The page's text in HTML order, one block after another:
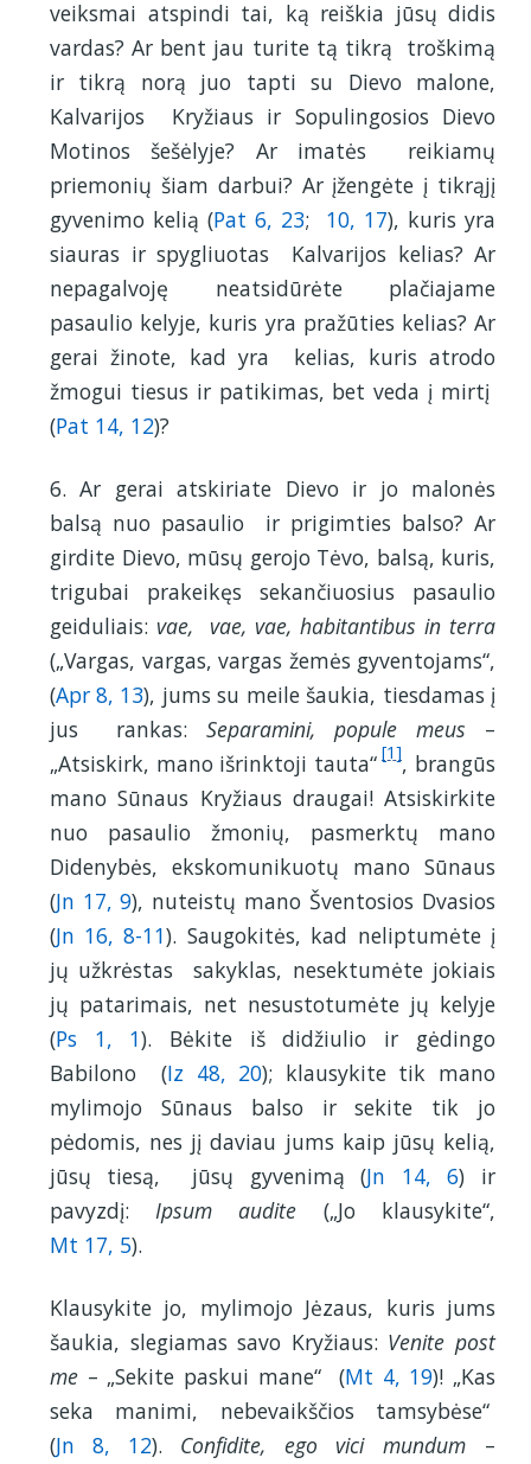
veiksmai atspindi tai, ką reiškia jūsų didis
vardas? Ar bent jau turite tą tikrą troškimą
ir tikrą norą juo tapti su Dievo malone,
Kalvarijos Kryžiaus ir Sopulingosios Dievo
Motinos šešėlyje? Ar imatės reikiamų
priemonių šiam darbui? Ar įžengėte į tikrąjį
gyvenimo kelią (Pat 6, 23; 10, 17), kuris yra
siauras ir spygliuotas Kalvarijos kelias? Ar
nepagalvoję neatsidūrėte plačiajame
pasaulio kelyje, kuris yra pražūties kelias? Ar
gerai žinote, kad yra kelias, kuris atrodo
žmogui tiesus ir patikimas, bet veda į mirtį
(Pat 14, 12)?
6. Ar gerai atskiriate Dievo ir jo malonės
balsą nuo pasaulio ir prigimties balso? Ar
girdite Dievo, mūsų gerojo Tėvo, balsą, kuris,
trigubai prakeikęs sekančiuosius pasaulio
geiduliais: vae, vae, vae, habitantibus in terra
(„Vargas, vargas, vargas žemės gyventojams“,
(Apr 8, 13), jums su meile šaukia, tiesdamas į
jus rankas: Separamini, popule meus –
„Atsiskirk, mano išrinktoji tauta“ [1], brangūs
mano Sūnaus Kryžiaus draugai! Atsiskirkite
nuo pasaulio žmonių, pasmerktų mano
Didenybės, ekskomunikuotų mano Sūnaus
(Jn 17, 9), nuteistų mano Šventosios Dvasios
(Jn 16, 8-11). Saugokitės, kad neliptumėte į
jų užkrėstas sakyklas, nesektumėte jokiais
jų patarimais, net nesustotumėte jų kelyje
(Ps 1, 1). Bėkite iš didžiulio ir gėdingo
Babilono (Iz 48, 20); klausykite tik mano
mylimojo Sūnaus balso ir sekite tik jo
pėdomis, nes jį daviau jums kaip jūsų kelią,
jūsų tiesą, jūsų gyvenimą (Jn 14, 6) ir
pavyzdį: Ipsum audite („Jo klausykite“,
Mt 17, 5).
Klausykite jo, mylimojo Jėzaus, kuris jums
šaukia, slegiamas savo Kryžiaus: Venite post
me – „Sekite paskui mane“ (Mt 4, 19)! „Kas
seka manimi, nebevaikščios tamsybėse“
(Jn 8, 12). Confidite, ego vici mundum –